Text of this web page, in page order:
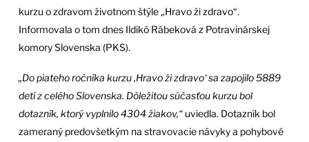
kurzu o zdravom životnom štýle „Hravo ži zdravo“.
Informovala o tom dnes Ildikó Rábeková z Potravinárskej
komory Slovenska (PKS).
„Do piateho ročníka kurzu ‚Hravo ži zdravo‘ sa zapojilo 5889
detí z celého Slovenska. Dôležitou súčasťou kurzu bol
dotazník, ktorý vyplnilo 4304 žiakov,“uviedla. Dotazník bol
zameraný predovšetkým na stravovacie návyky a pohybové